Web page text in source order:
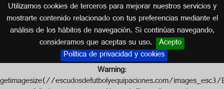
Utilizamos cookies de terceros para mejorar nuestros servicios y
mostrarte contenido relacionado con tus preferencias mediante el
análisis de los hábitos de navegación. Si continúas navegando,
consideramos que aceptas su uso. Acepto
Política de privacidad y cookies
Escudo de ALONDRAS C.F.
GALICIA
Warning:
getimagesize(//escudosdefutbolyequipaciones.com/